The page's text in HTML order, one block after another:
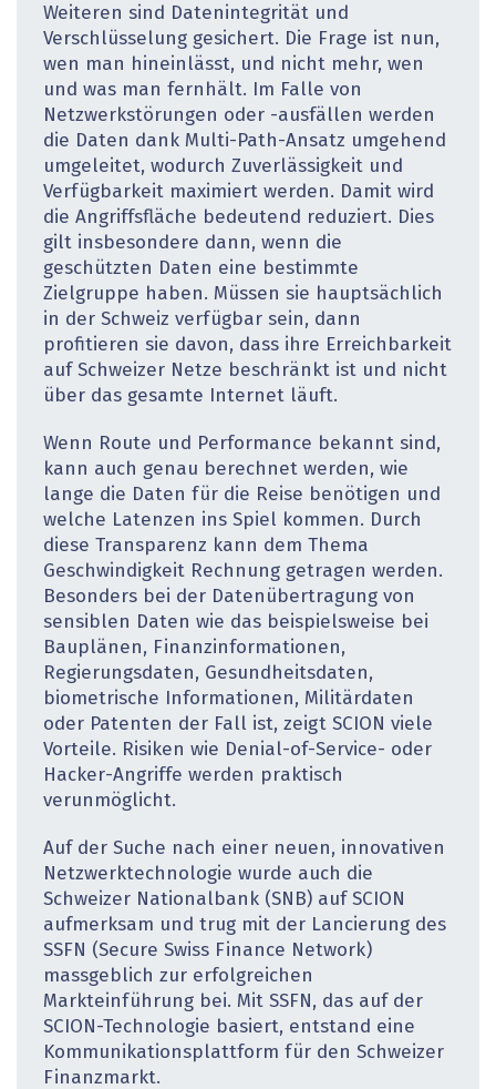
Weiteren sind Datenintegrität und
Verschlüsselung gesichert. Die Frage ist nun,
wen man hineinlässt, und nicht mehr, wen
und was man fernhält. Im Falle von
Netzwerkstörungen oder -ausfällen werden
die Daten dank Multi-Path-Ansatz umgehend
umgeleitet, wodurch Zuverlässigkeit und
Verfügbarkeit maximiert werden. Damit wird
die Angriffsfläche bedeutend reduziert. Dies
gilt insbesondere dann, wenn die
geschützten Daten eine bestimmte
Zielgruppe haben. Müssen sie hauptsächlich
in der Schweiz verfügbar sein, dann
profitieren sie davon, dass ihre Erreichbarkeit
auf Schweizer Netze beschränkt ist und nicht
über das gesamte Internet läuft.
Wenn Route und Performance bekannt sind,
kann auch genau berechnet werden, wie
lange die Daten für die Reise benötigen und
welche Latenzen ins Spiel kommen. Durch
diese Transparenz kann dem Thema
Geschwindigkeit Rechnung getragen werden.
Besonders bei der Datenübertragung von
sensiblen Daten wie das beispielsweise bei
Bauplänen, Finanzinformationen,
Regierungsdaten, Gesundheitsdaten,
biometrische Informationen, Mili­tärdaten
oder Patenten der Fall ist, zeigt SCION viele
Vorteile. Risiken wie Denial-of-Service- oder
Hacker-Angriffe werden praktisch
verunmöglicht.
Auf der Suche nach einer neuen, innovativen
Netzwerktechnologie wurde auch die
Schweizer Nationalbank (SNB) auf SCION
aufmerksam und trug mit der Lancierung des
SSFN (Secure Swiss Finance Network)
massgeblich zur erfolgreichen
Markteinführung bei. Mit SSFN, das auf der
SCION-Technologie basiert, entstand eine
Kommunikationsplattform für den Schweizer
Finanzmarkt.